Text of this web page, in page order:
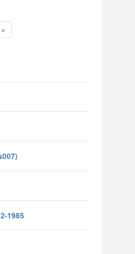
»
1985